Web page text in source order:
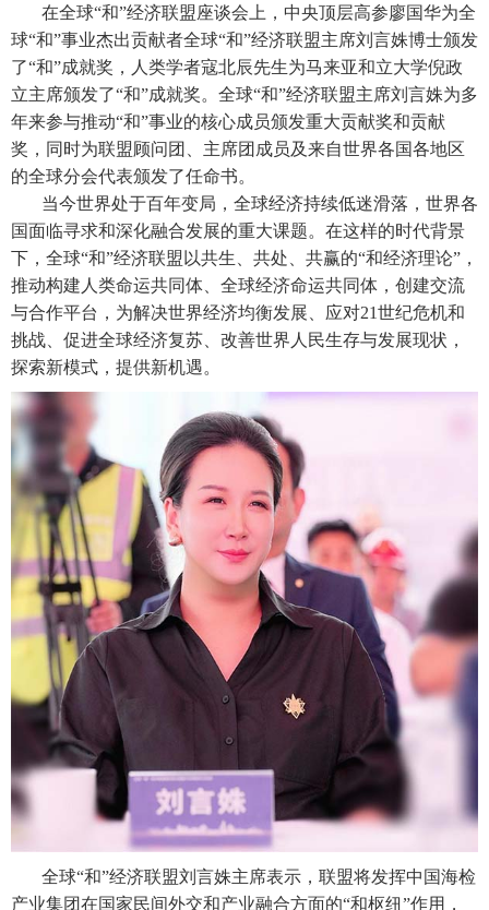
在全球“和”经济联盟座谈会上，中央顶层高参廖国华为全
球“和”事业杰出贡献者全球“和”经济联盟主席刘言姝博士颁发
了“和”成就奖，人类学者寇北辰先生为马来亚和立大学倪政
立主席颁发了“和”成就奖。全球“和”经济联盟主席刘言姝为多
年来参与推动“和”事业的核心成员颁发重大贡献奖和贡献
奖，同时为联盟顾问团、主席团成员及来自世界各国各地区
的全球分会代表颁发了任命书。
当今世界处于百年变局，全球经济持续低迷滑落，世界各
国面临寻求和深化融合发展的重大课题。在这样的时代背景
下，全球“和”经济联盟以共生、共处、共赢的“和经济理论”，
推动构建人类命运共同体、全球经济命运共同体，创建交流
与合作平台，为解决世界经济均衡发展、应对21世纪危机和
挑战、促进全球经济复苏、改善世界人民生存与发展现状，
探索新模式，提供新机遇。
全球“和”经济联盟刘言姝主席表示，联盟将发挥中国海检
产业集团在国家民间外交和产业融合方面的“和枢纽”作用，